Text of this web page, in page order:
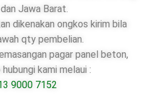
dan Jawa Barat.
dikenakan ongkos kirim bila
qty pembelian.
pagar panel beton,
hubungi kami melaui :
9000 7152